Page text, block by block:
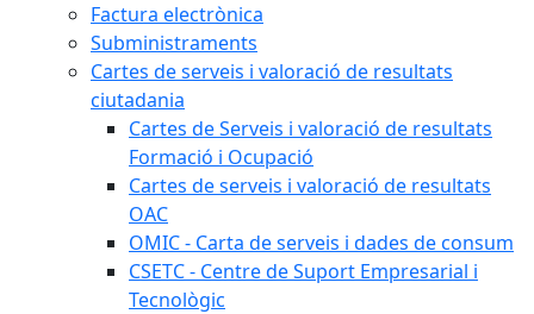
Factura electrònica
Subministraments
Cartes de serveis i valoració de resultats
ciutadania
Cartes de Serveis i valoració de resultats
Formació i Ocupació
Cartes de serveis i valoració de resultats
OAC
OMIC - Carta de serveis i dades de consum
CSETC - Centre de Suport Empresarial i
Tecnològic